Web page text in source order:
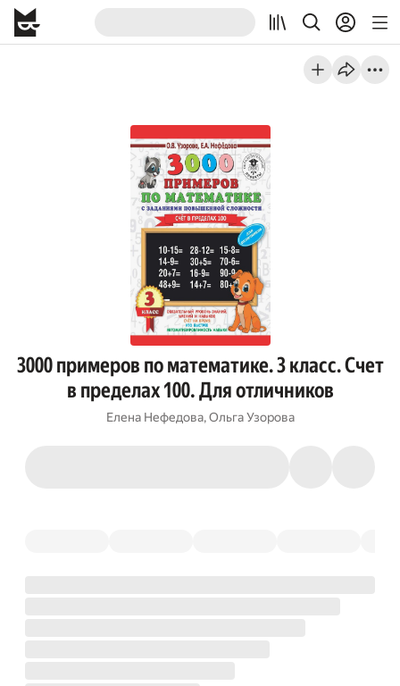
3000 примеров по математике. 3 класс. Счет
в пределах 100. Для отличников
Елена Нефедова,Ольга Узорова